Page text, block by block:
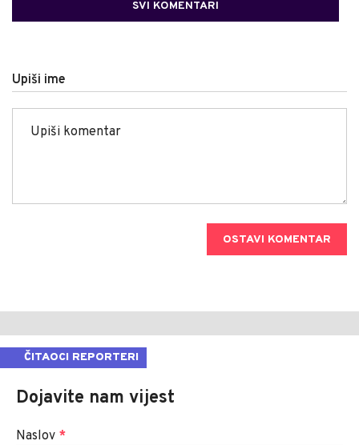
SVI KOMENTARI
Upiši ime
OSTAVI KOMENTAR
ČITAOCI REPORTERI
Dojavite nam vijest
Naslov *